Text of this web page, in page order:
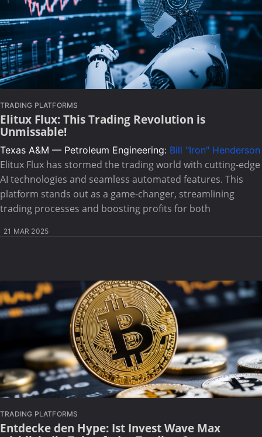
TRADING PLATFORMS
Elitux Flux: This Trading Revolution is
Unmissable!
Texas A&M — Petroleum Engineering: Bill "Iron" Henderson
Elitux Flux has stormed the trading world with cutting-edge
AI technologies and seamless automated features. This
platform stands out as a game-changer, streamlining
trading processes and boosting profits for both
21 MAR 2025
TRADING PLATFORMS
Entdecke den Hype: Ist Invest Wave Max